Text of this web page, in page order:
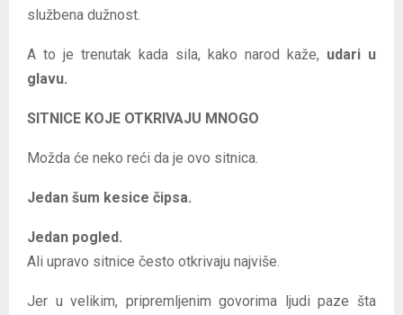
službena dužnost.
A to je trenutak kada sila, kako narod kaže, udari u
glavu.
SITNICE KOJE OTKRIVAJU MNOGO
Možda će neko reći da je ovo sitnica.
Jedan šum kesice čipsa.
Jedan pogled.
Ali upravo sitnice često otkrivaju najviše.
Jer u velikim, pripremljenim govorima ljudi paze šta